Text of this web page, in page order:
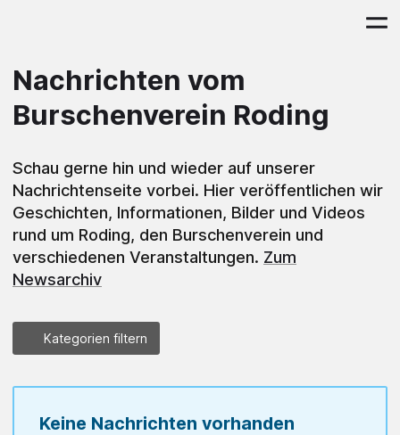
Nachrichten vom
Burschenverein Roding
Schau gerne hin und wieder auf unserer
Nachrichtenseite vorbei. Hier veröffentlichen wir
Geschichten, Informationen, Bilder und Videos
rund um Roding, den Burschenverein und
verschiedenen Veranstaltungen. Zum
Newsarchiv
Kategorien filtern
Keine Nachrichten vorhanden